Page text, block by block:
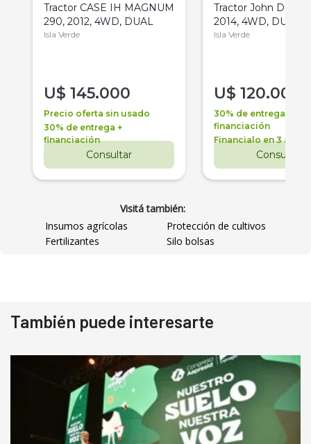
Tractor CASE IH MAGNUM
290, 2012, 4WD, DUAL
Isla Verde
U$ 145.000
Precio oferta sin usado
30% de entrega +
financiación
Consultar
Tractor John Deere
2014, 4WD, DUAL
Isla Verde
U$ 120.000
30% de entrega +
financiación
Financialo en 3 años
Consultar
Visitá también:
Insumos agrícolas
Protección de cultivos
Fertilizantes
Silo bolsas
También puede interesarte